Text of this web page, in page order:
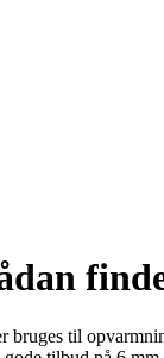
til